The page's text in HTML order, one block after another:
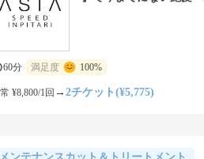
60分 満足度 100%
¥8,800/1回 → 2チケット(¥5,775)